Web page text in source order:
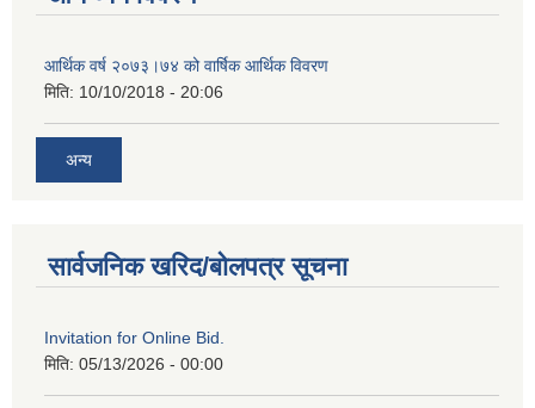
आर्थिक वर्ष २०७३।७४ को वार्षिक आर्थिक विवरण
मिति: 10/10/2018 - 20:06
अन्य
सार्वजनिक खरिद/बोलपत्र सूचना
Invitation for Online Bid.
मिति: 05/13/2026 - 00:00